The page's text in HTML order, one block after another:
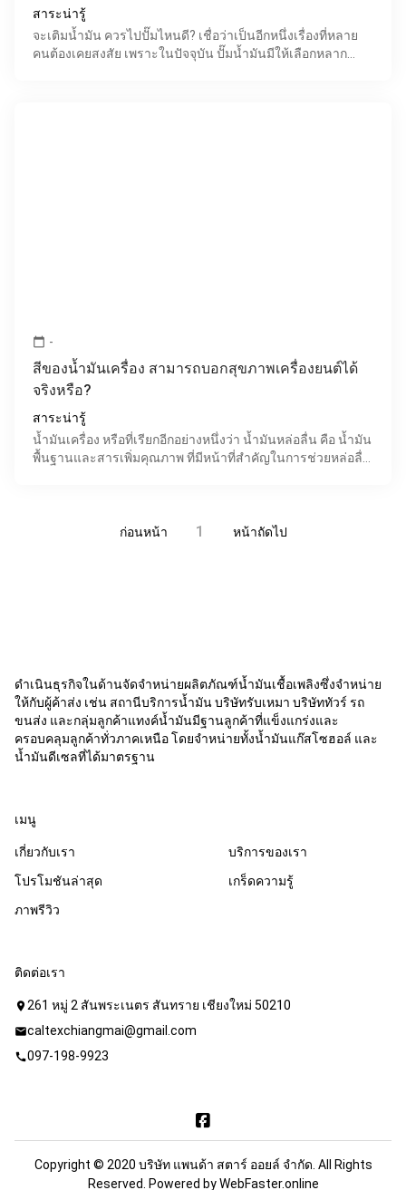
สาระน่ารู้
จะเติมน้ำมัน ควรไปปั๊มไหนดี? เชื่อว่าเป็นอีกหนึ่งเรื่องที่หลาย
คนต้องเคยสงสัย เพราะในปัจจุบัน ปั๊มน้ำมันมีให้เลือกหลาก
calendar_today -
สีของน้ำมันเครื่อง สามารถบอกสุขภาพเครื่องยนต์ได้
จริงหรือ?
สาระน่ารู้
น้ำมันเครื่อง หรือที่เรียกอีกอย่างหนึ่งว่า น้ำมันหล่อลื่น คือ น้ำมัน
พื้นฐานและสารเพิ่มคุณภาพ ที่มีหน้าที่สำคัญในการช่วยหล่อลื่น
ก่อนหน้า 1 หน้าถัดไป
ดำเนินธุรกิจในด้านจัดจำหน่ายผลิตภัณฑ์น้ำมันเชื้อเพลิงซึ่งจำหน่าย
ให้กับผู้ค้าส่ง เช่น สถานีบริการน้ำมัน บริษัทรับเหมา บริษัททัวร์ รถ
ขนส่ง และกลุ่มลูกค้าแทงค์น้ำมันมีฐานลูกค้าที่แข็งแกร่งและ
ครอบคลุมลูกค้าทั่วภาคเหนือ โดยจำหน่ายทั้งน้ำมันแก๊สโซฮอล์ และ
น้ำมันดีเซลที่ได้มาตรฐาน
เมนู
เกี่ยวกับเรา
บริการของเรา
โปรโมชันล่าสุด
เกร็ดความรู้
ภาพรีวิว
ติดต่อเรา
location_on 261 หมู่ 2 สันพระเนตร สันทราย เชียงใหม่ 50210
mailcaltexchiangmai@gmail.com
call097-198-9923
Copyright © 2020 บริษัท แพนด้า สตาร์ ออยล์ จำกัด. All Rights
Reserved. Powered byWebFaster.online